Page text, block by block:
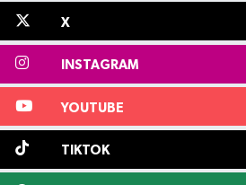
X
INSTAGRAM
YOUTUBE
TIKTOK